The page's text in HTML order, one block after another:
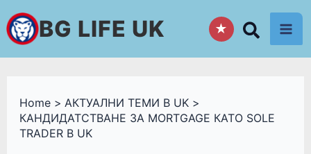
Skip
to
content
BG LIFE UK ★
Home
АКТУАЛНИ ТЕМИ В UK
КАНДИДАТСТВАНЕ ЗА MORTGAGE КАТО SOLE
TRADER В UK